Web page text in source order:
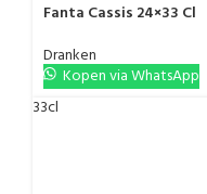
Fanta Cassis 24×33 Cl
Dranken
Kopen via WhatsApp
33cl